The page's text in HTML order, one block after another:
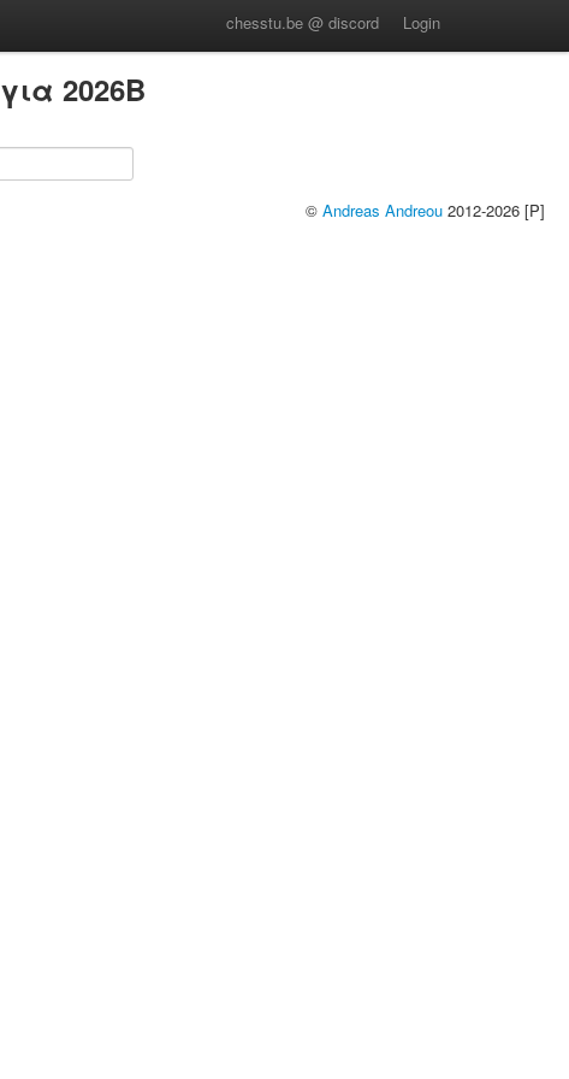
chesstu.be @ discord Login
2026B
© Andreas Andreou 2012-2026 [P]